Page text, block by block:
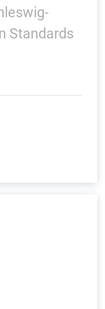
Standards